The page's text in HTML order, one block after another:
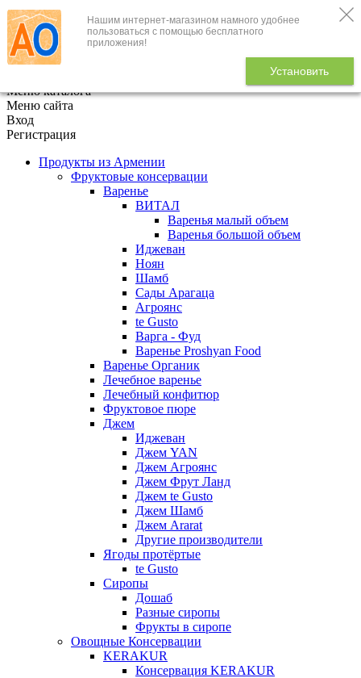
Нашим интернет-магазином намного удобнее
пользоваться с помощью бесплатного
приложения!
Установить
+7 (495) 646-888-1
В корзине
Меню каталога
Меню сайта
Вход
Регистрация
Продукты из Армении
Фруктовые консервации
Варенье
ВИТАЛ
Варенья малый объем
Варенья большой объем
Иджеван
Ноян
Шамб
Сады Арагаца
Агроянс
te Gusto
Варга - Фуд
Варенье Proshyan Food
Варенье Органик
Лечебное варенье
Лечебный конфитюр
Фруктовое пюре
Джем
Иджеван
Джем YAN
Джем Агроянс
Джем Фрут Ланд
Джем te Gusto
Джем Шамб
Джем Ararat
Другие производители
Ягоды протёртые
te Gusto
Сиропы
Дошаб
Разные сиропы
Фрукты в сиропе
Овощные Консервации
KERAKUR
Консервация KERAKUR